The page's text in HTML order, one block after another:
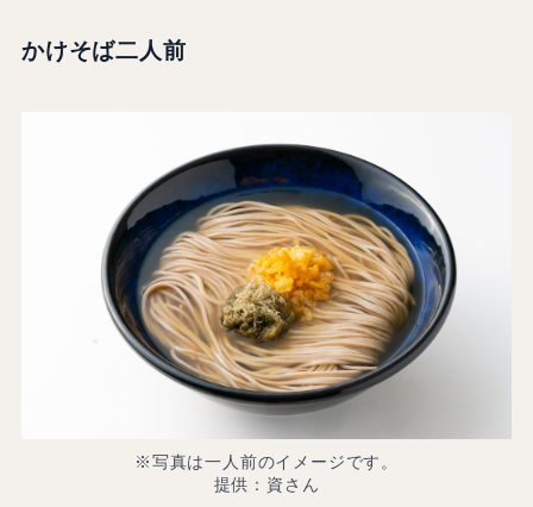
かけそば二人前
※写真は一人前のイメージです。
提供：資さん